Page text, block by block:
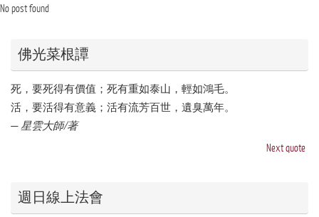
No post found
佛光菜根譚
死，要死得有價值；死有重如泰山，輕如鴻毛。
活，要活得有意義；活有流芳百世，遺臭萬年。
— 星雲大師/著
Next quote
週日線上法會